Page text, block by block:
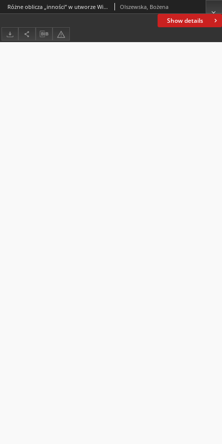
Show details
Różne oblicza „inności” w utworze Wiesława Antoniego Lasockiego „Wojtek spod Monte Cassino” Olszewska, Bożena